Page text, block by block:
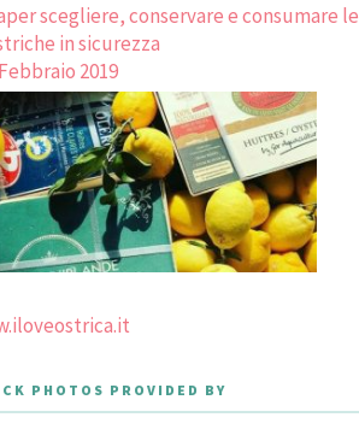
scegliere, conservare e consumare le
in sicurezza
2019
PHOTOS PROVIDED BY